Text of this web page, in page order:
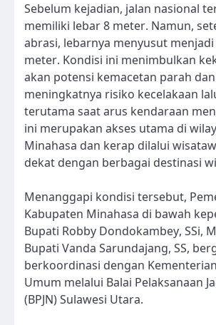
Sebelum kejadian, jalan nasional
memiliki lebar 8 meter. Namun,
abrasi, lebarnya menyusut menjadi
meter. Kondisi ini menimbulkan
akan potensi kemacetan parah dan
meningkatnya risiko kecelakaan
terutama saat arus kendaraan
ini merupakan akses utama di
Minahasa dan kerap dilalui
dekat dengan berbagai destinasi
Menanggapi kondisi tersebut,
Kabupaten Minahasa di bawah
Bupati Robby Dondokambey, SSi,
Bupati Vanda Sarundajang, SS,
berkoordinasi dengan
Umum melalui Balai Pelaksanaan
(BPJN) Sulawesi Utara.